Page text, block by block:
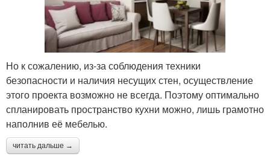
Но к сожалению, из-за соблюдения техники
безопасности и наличия несущих стен, осуществление
этого проекта возможно не всегда. Поэтому оптимально
спланировать пространство кухни можно, лишь грамотно
наполнив её мебелью.
читать дальше →